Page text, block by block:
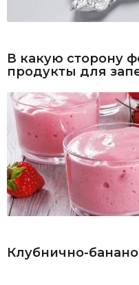
В какую сторону
продукты для
Клубнично-